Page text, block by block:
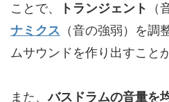
ことで、
トランジェント （
ナミクス （音の強弱）を調
ムサウンドを作り出すこと
また、バスドラムの音量を